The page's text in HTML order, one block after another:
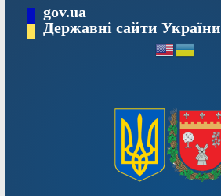
Перейтиgov.ua
Державні сайти України